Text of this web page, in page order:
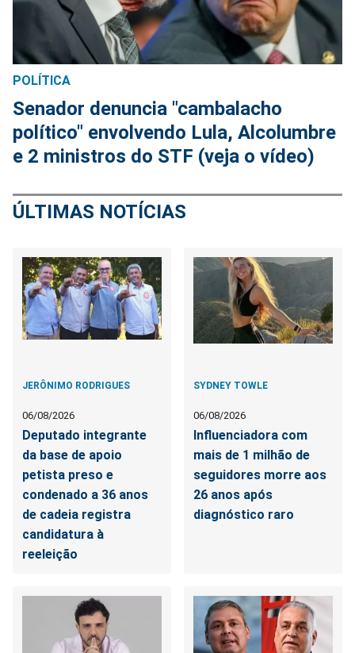
POLÍTICA
Senador denuncia "cambalacho
político" envolvendo Lula, Alcolumbre
e 2 ministros do STF (veja o vídeo)
ÚLTIMAS NOTÍCIAS
JERÔNIMO RODRIGUES
06/08/2026
Deputado integrante
da base de apoio
petista preso e
condenado a 36 anos
de cadeia registra
candidatura à
reeleição
SYDNEY TOWLE
06/08/2026
Influenciadora com
mais de 1 milhão de
seguidores morre aos
26 anos após
diagnóstico raro